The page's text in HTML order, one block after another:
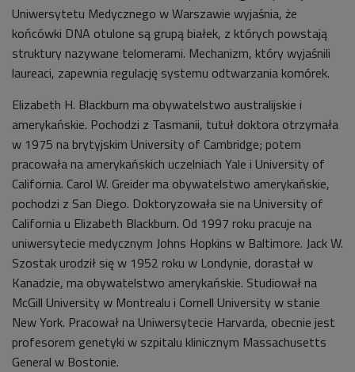
Uniwersytetu Medycznego w Warszawie wyjaśnia, że
końcówki DNA otulone są grupą białek, z których powstają
struktury nazywane telomerami. Mechanizm, który wyjaśnili
laureaci, zapewnia regulację systemu odtwarzania komórek.
Elizabeth H. Blackburn ma obywatelstwo australijskie i
amerykańskie. Pochodzi z Tasmanii, tutuł doktora otrzymała
w 1975 na brytyjskim University of Cambridge; potem
pracowała na amerykańskich uczelniach Yale i University of
California. Carol W. Greider ma obywatelstwo amerykańskie,
pochodzi z San Diego. Doktoryzowała sie na University of
California u Elizabeth Blackburn. Od 1997 roku pracuje na
uniwersytecie medycznym Johns Hopkins w Baltimore. Jack W.
Szostak urodził się w 1952 roku w Londynie, dorastał w
Kanadzie, ma obywatelstwo amerykańskie. Studiował na
McGill University w Montrealu i Cornell University w stanie
New York. Pracował na Uniwersytecie Harvarda, obecnie jest
profesorem genetyki w szpitalu klinicznym Massachusetts
General w Bostonie.